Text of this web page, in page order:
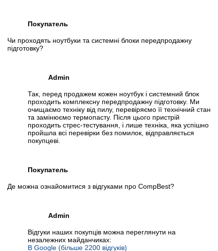
Покупатель
Чи проходять ноутбуки та системні блоки передпродажну
підготовку?
Admin
Так, перед продажем кожен ноутбук і системний блок
проходить комплексну передпродажну підготовку. Ми
очищаємо техніку від пилу, перевіряємо її технічний стан
та замінюємо термопасту. Після цього пристрій
проходить стрес-тестування, і лише техніка, яка успішно
пройшла всі перевірки без помилок, відправляється
покупцеві.
Покупатель
Де можна ознайомитися з відгуками про CompBest?
Admin
Відгуки наших покупців можна переглянути на
незалежних майданчиках:
В Google (більше 2200 відгуків)